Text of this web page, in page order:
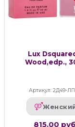
Lux
Wood,edp.,
Артикул: 2Д49-
815.00